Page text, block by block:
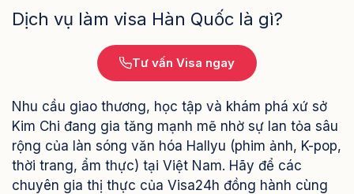
Dịch vụ làm visa Hàn Quốc là gì?
Tư vấn Visa ngay
Nhu cầu giao thương, học tập và khám phá xứ sở
Kim Chi đang gia tăng mạnh mẽ nhờ sự lan tỏa sâu
rộng của làn sóng văn hóa Hallyu (phim ảnh, K-pop,
thời trang, ẩm thực) tại Việt Nam. Hãy để các
chuyên gia thị thực của Visa24h đồng hành cùng